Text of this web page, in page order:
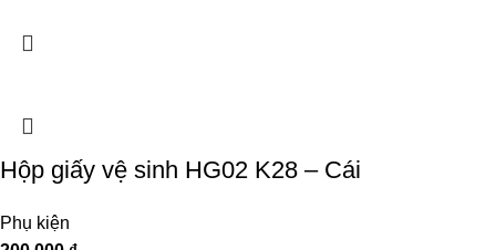
Hộp giấy vệ sinh HG02 K28 – Cái
Phụ kiện